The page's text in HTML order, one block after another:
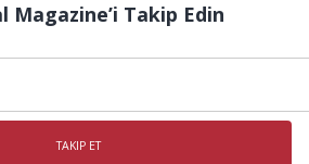
Magazine’i Takip Edin